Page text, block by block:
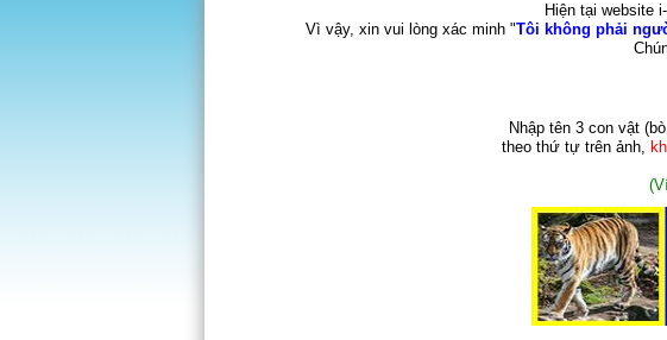
Hiện tại website
Vì vậy, xin vui lòng xác minh "Tôi không phải
Nhập tên 3 con vật
theo thứ tự trên ảnh,